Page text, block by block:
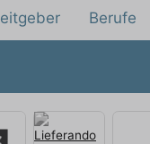
Berufe